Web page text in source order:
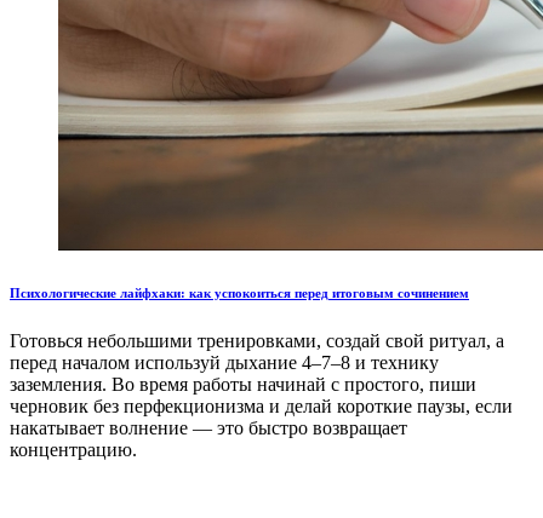
Психологические лайфхаки: как успокоиться перед итоговым сочинением
Готовься небольшими тренировками, создай свой ритуал, а
перед началом используй дыхание 4–7–8 и технику
заземления. Во время работы начинай с простого, пиши
черновик без перфекционизма и делай короткие паузы, если
накатывает волнение — это быстро возвращает
концентрацию.